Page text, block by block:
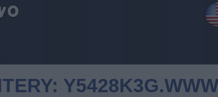
Y5428K3G.WWW